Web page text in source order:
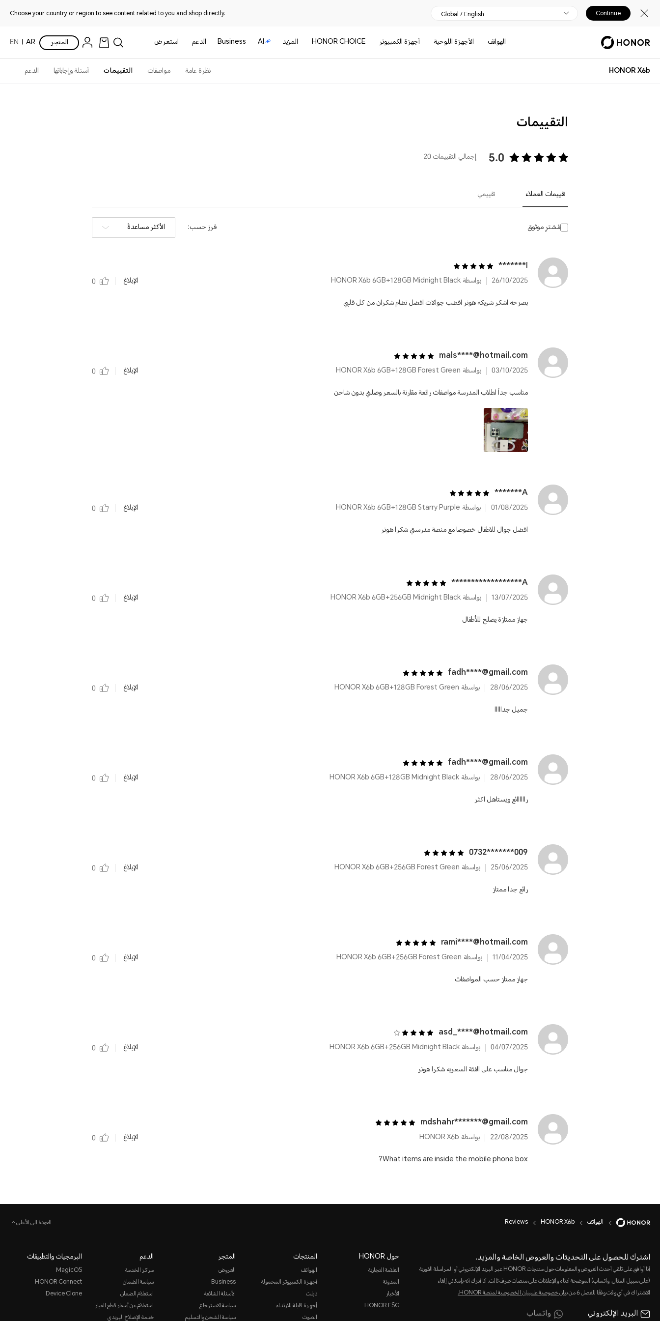
Choose your country or region to see content related to you and shop directly. Global / English Continue
الهواتف الأجهزة اللوحية أجهزة الكمبيوتر HONOR CHOICE المزيد AI
Business الدعم استعرض المتجر AR
EN
HONOR X6b نظرة عامة مواصفات التقييمات أسئلة وإجاباتها الدعم
التقييمات
5.0 إجمالي التقييمات 20
تقييمات العملاء تقييمي
مُشترٍ موثوق فرز حسب: الأكثر مساعدةً
ا*******
26/10/2025 بواسطة HONOR X6b 6GB+128GB Midnight Black الإبلاغ
0
بصرحه اشكر شريكه هونر افضب جوالات افضل نضام شكران من كل قلبي
mals****@hotmail.com
03/10/2025 بواسطة HONOR X6b 6GB+128GB Forest Green الإبلاغ
0
مناسب جداً لطلاب المدرسة مواصفات رائعة مقارنة بالسعر وصلني بدون شاحن
A*******
01/08/2025 بواسطة HONOR X6b 6GB+128GB Starry Purple الإبلاغ
0
افضل جوال للاطفال خصوصا مع منصة مدرستي شكرا هونر
A******************
13/07/2025 بواسطة HONOR X6b 6GB+256GB Midnight Black الإبلاغ
0
جهاز ممتازة يصلح للأطفال
fadh****@gmail.com
28/06/2025 بواسطة HONOR X6b 6GB+128GB Forest Green الإبلاغ
0
جميل جدااااا
fadh****@gmail.com
28/06/2025 بواسطة HONOR X6b 6GB+128GB Midnight Black الإبلاغ
0
راااااائع ويستاهل اكثر
009*******0732
25/06/2025 بواسطة HONOR X6b 6GB+256GB Forest Green الإبلاغ
0
رائع جدا ممتاز
rami****@hotmail.com
11/04/2025 بواسطة HONOR X6b 6GB+256GB Forest Green الإبلاغ
0
جهاز ممتاز حسب المواصفات
asd_****@hotmail.com
04/07/2025 بواسطة HONOR X6b 6GB+256GB Midnight Black الإبلاغ
0
جوال مناسب على الفئة السعريه شكرا هونر
mdshahr*******@gmail.com
22/08/2025 بواسطة HONOR X6b الإبلاغ
0
What items are inside the mobile phone box?
الهواتف HONOR X6b
Reviews العودة الى الأعلى
اشترك للحصول على التحديثات والعروض الخاصة والمزيد.
أنا أوافق على تلقي أحدث العروض والمعلومات حول منتجات HONOR عبر البريد الإلكتروني أو المراسلة الفورية
(على سبيل المثال، واتساب) الموضحة أدناه والإعلانات على منصات طرف ثالث. أنا أدرك أنه بإمكاني إلغاء
الاشتراك في أي وقت وفقًا للفصل 6 من
بيان خصوصية علىبيان الخصوصية لمنصة HONOR‬.
البريد الإلكتروني واتساب
حول HONOR
العلامة التجارية
المدونة
الأخبار
HONOR ESG
المنتجات
الهواتف
أجهزة الكمبيوتر المحمولة
تابلت
أجهرة قابلة للارتداء
الصوت
المتجر
العروض
Business
الأسئلة الشائعة
سياسة الاسترجاع
سياسة الشحن والتسليم
الدعم
مركز الخدمة
سياسة الضمان
استعلام الضمان
استعلام عن أسعار قطع الغيار
خدمة الإصلاح البريدي
البرمجيات والتطبيقات
MagicOS
HONOR Connect
Device Clone